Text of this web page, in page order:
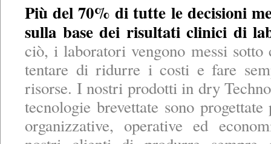
Più del 70% di tutte le decisioni
sulla base dei risultati clinici di
ciò, i laboratori vengono messi sotto
tentare di ridurre i costi e fare
risorse. I nostri prodotti in dry
tecnologie brevettate sono
organizzative, operative ed